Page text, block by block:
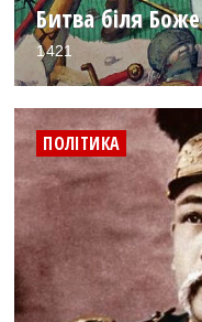
Битва біля Боже
1421
ПОЛІТИКА